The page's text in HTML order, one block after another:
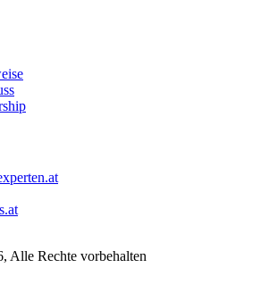
Alle Rechte vorbehalten